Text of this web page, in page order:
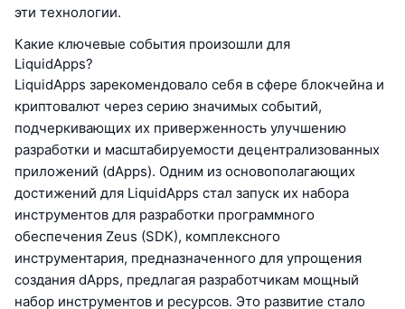
эти технологии.
Какие ключевые события произошли для
LiquidApps?
LiquidApps зарекомендовало себя в сфере блокчейна и
криптовалют через серию значимых событий,
подчеркивающих их приверженность улучшению
разработки и масштабируемости децентрализованных
приложений (dApps). Одним из основополагающих
достижений для LiquidApps стал запуск их набора
инструментов для разработки программного
обеспечения Zeus (SDK), комплексного
инструментария, предназначенного для упрощения
создания dApps, предлагая разработчикам мощный
набор инструментов и ресурсов. Это развитие стало